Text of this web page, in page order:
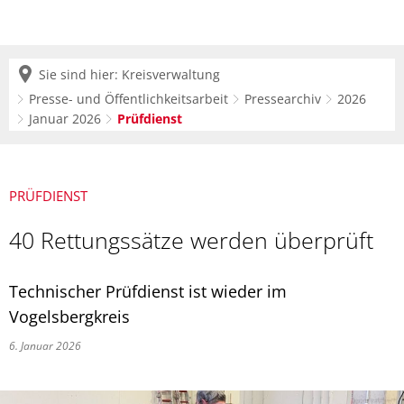
Sie sind hier: Kreisverwaltung
Presse- und Öffentlichkeitsarbeit
Pressearchiv
2026
Januar 2026
Prüfdienst
PRÜFDIENST
40 Rettungssätze werden überprüft
Technischer Prüfdienst ist wieder im
Vogelsbergkreis
6. Januar 2026